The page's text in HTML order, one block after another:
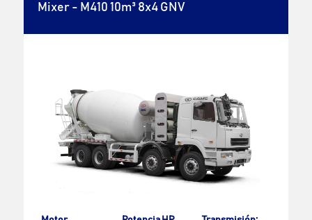
Mixer - M410 10m³ 8x4 GNV